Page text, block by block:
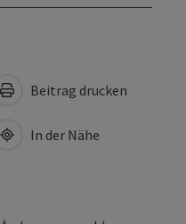
Beitrag drucken
In der Nähe